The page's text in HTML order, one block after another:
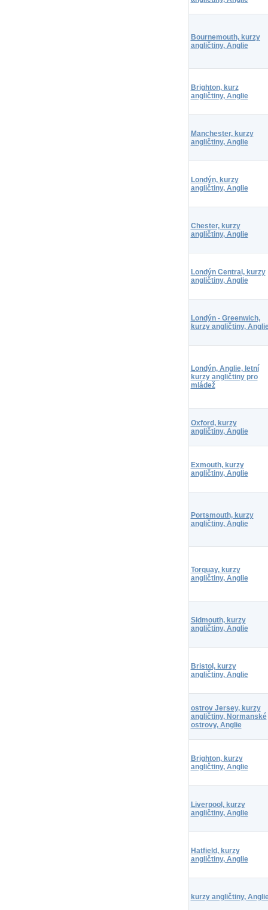
Bournemouth, kurzy
angličtiny, Anglie
Brighton, kurz
angličtiny, Anglie
Manchester, kurzy
angličtiny, Anglie
Londýn, kurzy
angličtiny, Anglie
Chester, kurzy
angličtiny, Anglie
Londýn Central, kurzy
angličtiny, Anglie
Londýn - Greenwich,
kurzy angličtiny,
Londýn, Anglie, letní
kurzy angličtiny pro
mládež
Oxford, kurzy
angličtiny, Anglie
Exmouth, kurzy
angličtiny, Anglie
Portsmouth, kurzy
angličtiny, Anglie
Torquay, kurzy
angličtiny, Anglie
Sidmouth, kurzy
angličtiny, Anglie
Bristol, kurzy
angličtiny, Anglie
ostrov Jersey, kurzy
angličtiny, Normanské
ostrovy, Anglie
Brighton, kurzy
angličtiny, Anglie
Liverpool, kurzy
angličtiny, Anglie
Hatfield, kurzy
angličtiny, Anglie
kurzy angličtiny,